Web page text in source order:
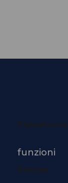
Piattaforma
funzioni
Risorse